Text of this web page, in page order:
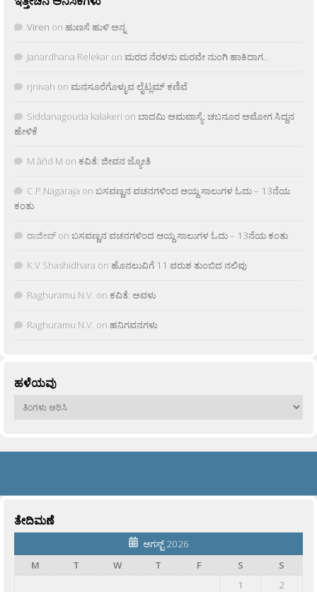
Viren on ಹುಣಸೆ ಹುಳಿ ಅನ್ನ
Janardhana Relekar on ಮರದ ನೆರಳನು ಮರವೇ ನುಂಗಿ ಹಾಕಿದಾಗ…
rjnivah on ಮನಸೂರೆಗೊಳ್ಳುವ ಲೈಟ್ಲಮ್ ಕಣಿವೆ
Siddanagouda kalakeri on ಬಾದಮಿ ಅಮವಾಸ್ಯೆ: ಚಬನೂರ ಅಮೋಗ ಸಿದ್ದನ
ಹೇಳಿಕೆ
M âñd M on ಕವಿತೆ: ಜೀವನ ಜ್ಯೋತಿ
C.P.Nagaraja on ಬಸವಣ್ಣನ ವಚನಗಳಿಂದ ಆಯ್ದ ಸಾಲುಗಳ ಓದು – 13ನೆಯ
ಕಂತು
ರಾಜೀವ್ on ಬಸವಣ್ಣನ ವಚನಗಳಿಂದ ಆಯ್ದ ಸಾಲುಗಳ ಓದು – 13ನೆಯ ಕಂತು
K.V Shashidhara on ಹೊನಲುವಿಗೆ 11 ವರುಶ ತುಂಬಿದ ನಲಿವು
Raghuramu N.V. on ಕವಿತೆ: ಅವಳು
Raghuramu N.V. on ಹನಿಗವನಗಳು
ಹಳೆಯವು
ಹಳೆಯವು
ತೇದಿಮಣೆ
ಆಗಸ್ಟ್ 2026
M
T W T F S
S
1
2